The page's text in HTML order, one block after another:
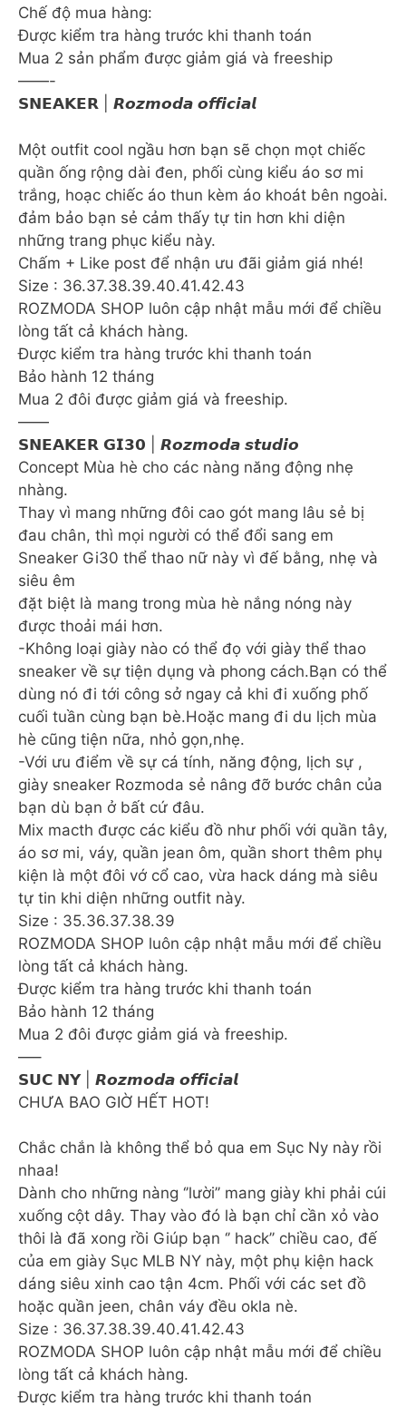
Chế độ mua hàng:
Được kiểm tra hàng trước khi thanh toán
Mua 2 sản phẩm được giảm giá và freeship
——-
𝗦𝗡𝗘𝗔𝗞𝗘𝗥 | 𝙍𝙤𝙯𝙢𝙤𝙙𝙖 𝙤𝙛𝙛𝙞𝙘𝙞𝙖𝙡
Một outfit cool ngầu hơn bạn sẽ chọn mọt chiếc
quần ống rộng dài đen, phối cùng kiểu áo sơ mi
trắng, hoạc chiếc áo thun kèm áo khoát bên ngoài.
đảm bảo bạn sẻ cảm thấy tự tin hơn khi diện
những trang phục kiểu này.
Chấm + Like post để nhận ưu đãi giảm giá nhé!
Size : 36.37.38.39.40.41.42.43
ROZMODA SHOP luôn cập nhật mẫu mới để chiều
lòng tất cả khách hàng.
Được kiểm tra hàng trước khi thanh toán
Bảo hành 12 tháng
Mua 2 đôi được giảm giá và freeship.
——
𝗦𝗡𝗘𝗔𝗞𝗘𝗥 𝗚𝗜𝟯𝟬 | 𝙍𝙤𝙯𝙢𝙤𝙙𝙖 𝙨𝙩𝙪𝙙𝙞𝙤
Concept Mùa hè cho các nàng năng động nhẹ
nhàng.
Thay vì mang những đôi cao gót mang lâu sẻ bị
đau chân, thì mọi người có thể đổi sang em
Sneaker Gi30 thể thao nữ này vì đế bằng, nhẹ và
siêu êm
đặt biệt là mang trong mùa hè nắng nóng này
được thoải mái hơn.
-Không loại giày nào có thể đọ với giày thể thao
sneaker về sự tiện dụng và phong cách.Bạn có thể
dùng nó đi tới công sở ngay cả khi đi xuống phố
cuối tuần cùng bạn bè.Hoặc mang đi du lịch mùa
hè cũng tiện nữa, nhỏ gọn,nhẹ.
-Với ưu điểm về sự cá tính, năng động, lịch sự ,
giày sneaker Rozmoda sẻ nâng đỡ bước chân của
bạn dù bạn ở bất cứ đâu.
Mix macth được các kiểu đồ như phối với quần tây,
áo sơ mi, váy, quần jean ôm, quần short thêm phụ
kiện là một đôi vớ cổ cao, vừa hack dáng mà siêu
tự tin khi diện những outfit này.
Size : 35.36.37.38.39
ROZMODA SHOP luôn cập nhật mẫu mới để chiều
lòng tất cả khách hàng.
Được kiểm tra hàng trước khi thanh toán
Bảo hành 12 tháng
Mua 2 đôi được giảm giá và freeship.
—–
𝗦𝗨𝗖 𝗡𝗬 | 𝙍𝙤𝙯𝙢𝙤𝙙𝙖 𝙤𝙛𝙛𝙞𝙘𝙞𝙖𝙡
CHƯA BAO GIỜ HẾT HOT!
Chắc chắn là không thể bỏ qua em Sục Ny này rồi
nhaa!
Dành cho những nàng ‘’lười’’ mang giày khi phải cúi
xuống cột dây. Thay vào đó là bạn chỉ cần xỏ vào
thôi là đã xong rồi Giúp bạn ‘’ hack’’ chiều cao, đế
của em giày Sục MLB NY này, một phụ kiện hack
dáng siêu xinh cao tận 4cm. Phối với các set đồ
hoặc quần jeen, chân váy đều okla nè.
Size : 36.37.38.39.40.41.42.43
ROZMODA SHOP luôn cập nhật mẫu mới để chiều
lòng tất cả khách hàng.
Được kiểm tra hàng trước khi thanh toán